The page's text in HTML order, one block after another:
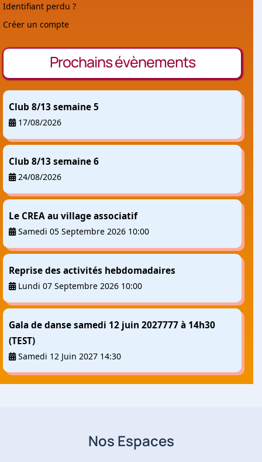
Identifiant perdu ?
Créer un compte
Prochains évènements
Club 8/13 semaine 5
17/08/2026
Club 8/13 semaine 6
24/08/2026
Le CREA au village associatif
Samedi 05 Septembre 2026 10:00
Reprise des activités hebdomadaires
Lundi 07 Septembre 2026 10:00
Gala de danse samedi 12 juin 2027777 à 14h30
(TEST)
Samedi 12 Juin 2027 14:30
Nos Espaces